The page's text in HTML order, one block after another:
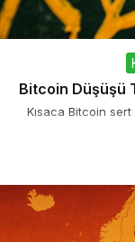
Bitcoin Düşüşü
Kısaca Bitcoin